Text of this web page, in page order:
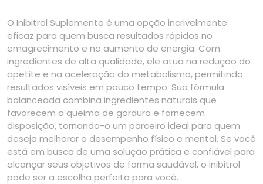
O Inibitrol Suplemento é uma opção incrivelmente
eficaz para quem busca resultados rápidos no
emagrecimento e no aumento de energia. Com
ingredientes de alta qualidade, ele atua na redução do
apetite e na aceleração do metabolismo, permitindo
resultados visíveis em pouco tempo. Sua fórmula
balanceada combina ingredientes naturais que
favorecem a queima de gordura e fornecem
disposição, tornando-o um parceiro ideal para quem
deseja melhorar o desempenho físico e mental. Se você
está em busca de uma solução prática e confiável para
alcançar seus objetivos de forma saudável, o Inibitrol
pode ser a escolha perfeita para você.